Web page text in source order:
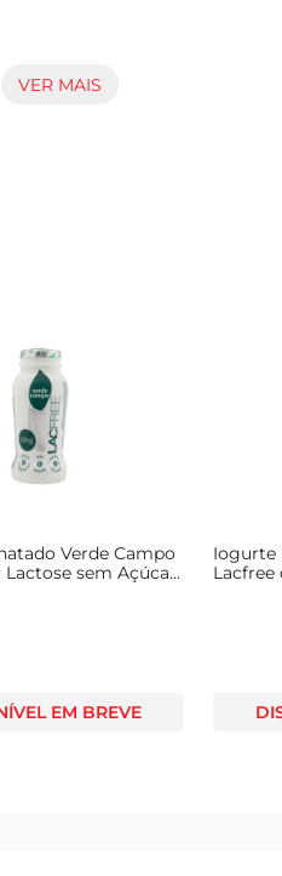
O sabor de
estilo de vida. É uma opção
VER MAIS
Verde Campo
Lactose sem Açúcar
EM BREVE
Iogurte
Lacfree